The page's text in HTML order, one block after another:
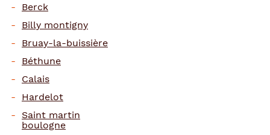
Berck
Billy montigny
Bruay-la-buissière
Béthune
Calais
Hardelot
Saint martin
boulogne